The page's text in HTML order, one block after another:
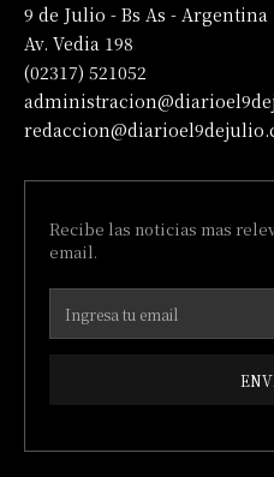
9 de Julio - Bs As - Argentina
Av. Vedia 198
(02317) 521052
Recibe las noticias mas
email.